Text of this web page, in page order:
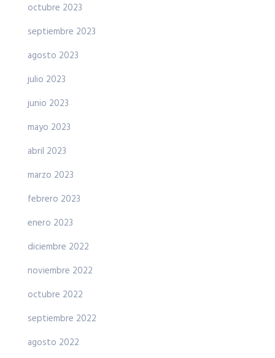
octubre 2023
septiembre 2023
agosto 2023
julio 2023
junio 2023
mayo 2023
abril 2023
marzo 2023
febrero 2023
enero 2023
diciembre 2022
noviembre 2022
octubre 2022
septiembre 2022
agosto 2022